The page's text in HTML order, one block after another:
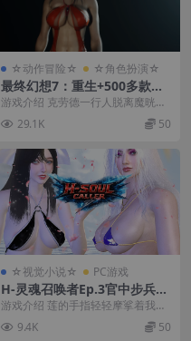
☆动作冒险☆ ☆角色扮演☆
最终幻想7：重生+500多款M
OD【独家整合最新中文MOD
管理器+在线下载1300+N网M
OD】/FINAL FANTASY VII R
025.11.6
游戏介绍 克劳德一行人脱离魔晄都
市米德加，踏进广袤的世界展开旅
程。 本作有全新的...
29.1K 50
☆视觉小说☆ PC游戏
H-灵魂召唤者Ep.3官中步兵版
【PC+安卓+亚洲精品SLG/新
作】/H-Soul Caller【2G】
游戏介绍 莲的手指轻轻摩挲着我掌
心的旧伤疤，那是上次召唤留下的
烙印。 “黑郎，你...
9.4K 50